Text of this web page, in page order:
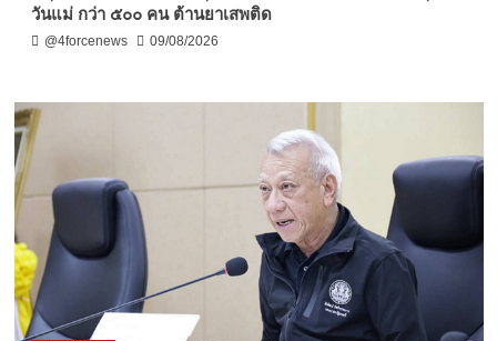
วันแม่ กว่า ๕๐๐ คน ต้านยาเสพติด
@4forcenews 09/08/2026